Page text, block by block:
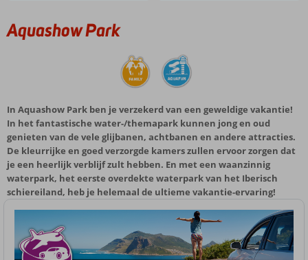
Aquashow Park
In Aquashow Park ben je verzekerd van een geweldige vakantie!
In het fantastische water-/themapark kunnen jong en oud
genieten van de vele glijbanen, achtbanen en andere attracties.
De kleurrijke en goed verzorgde kamers zullen ervoor zorgen dat
je een heerlijk verblijf zult hebben. En met een waanzinnig
waterpark, het eerste overdekte waterpark van het Iberisch
schiereiland, heb je helemaal de ultieme vakantie-ervaring!